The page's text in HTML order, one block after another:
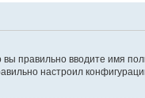
правильно вводите имя
настроил